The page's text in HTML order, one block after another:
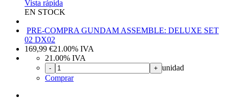
Vista rápida
EN STOCK
PRE-COMPRA GUNDAM ASSEMBLE: DELUXE SET
02 DX02
169,99 €21.00% IVA
21.00% IVA
- + unidad
Comprar